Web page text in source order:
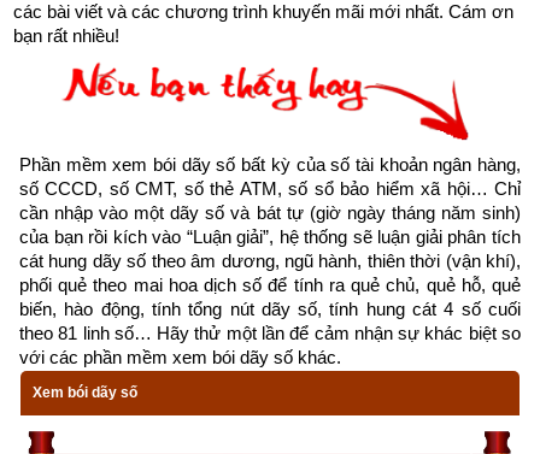
Tháng sinh trong tứ trụ giống như cành của cây, cành chắc
khỏe thì lá mới tươi tốt được.
Ngày sinh trong tứ trụ như hoa trên cây. Nhật trụ sinh
vượng tựa như muôn hoa khoe sắc. Nhật nguyên suy nhược,
hoa ít kém sắc.
Giờ sinh trong tứ trụ giống như quả. Giờ cường vượng thì
nhiều quả ngon, giờ suy nhược thì quả vừa ít mà lại không
ngon hoặc có hoa mà không kết quả.
Như vậy là giờ sinh cũng ảnh hưởng rất lớn tới vận mệnh của
mỗi người! Để xem vận mệnh theo giờ sinh thì cổ nhân chia
24 giờ hiện nay thành 12 giờ đặt tên theo các con vật (địa chi),
mỗi giờ gồm 2 tiếng đó là: Tý, Sửu, Dần, Mão, Thìn, Tỵ, Ngọ,
các bài viết và các chương trình khuyến mãi mới nhất. Cám ơn
bạn rất nhiều!
Phần mềm xem bói dãy số bất kỳ của số tài khoản ngân hàng,
số CCCD, số CMT, số thẻ ATM, số sổ bảo hiểm xã hội… Chỉ
cần nhập vào một dãy số và bát tự (giờ ngày tháng năm sinh)
của bạn rồi kích vào “Luận giải”, hệ thống sẽ luận giải phân tích
cát hung dãy số theo âm dương, ngũ hành, thiên thời (vận khí),
phối quẻ theo mai hoa dịch số để tính ra quẻ chủ, quẻ hỗ, quẻ
biến, hào động, tính tổng nút dãy số, tính hung cát 4 số cuối
theo 81 linh số… Hãy thử một lần để cảm nhận sự khác biệt so
với các phần mềm xem bói dãy số khác.
Xem bói dãy số